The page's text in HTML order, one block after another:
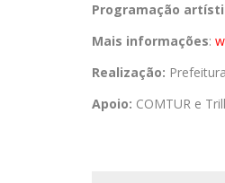
Programação
Mais informações:
Realização:
Apoio: COMTUR e